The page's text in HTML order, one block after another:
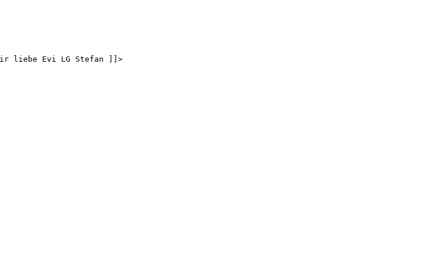
liebe Evi LG Stefan ]]>